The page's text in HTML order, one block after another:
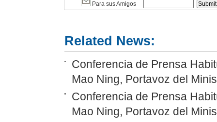
Para sus Amigos
Related News:
Conferencia de Prensa
Mao Ning, Portavoz del
Conferencia de Prensa
Mao Ning, Portavoz del